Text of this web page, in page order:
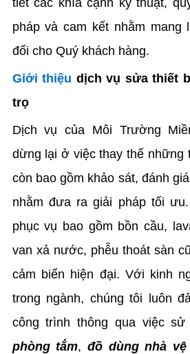
tiết các khía cạnh kỹ thuật,
pháp và cam kết nhằm mang
đối cho Quý khách hàng.
Giới thiệu dịch vụ sửa thiết
trọ
Dịch vụ của Môi Trường
dừng lại ở việc thay thế những
còn bao gồm khảo sát, đánh
nhằm đưa ra giải pháp tối
phục vụ bao gồm bồn cầu,
van xả nước, phễu thoát sàn
cảm biến hiện đại. Với kinh
trong ngành, chúng tôi luôn
công trình thông qua việc sử
phòng tắm, đồ dùng nhà